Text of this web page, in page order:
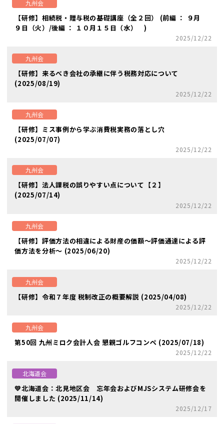
九州会
【研修】相続税・贈与税の基礎講座（全２回） (前編 ： ９月
９日（火）/後編 ： １０月１５日（水） )
2025/12/22
九州会
【研修】来るべき会社の承継に伴う税務対応について
(2025/08/19)
2025/12/22
九州会
【研修】ミス事例から学ぶ消費税実務の落とし穴
(2025/07/07)
2025/12/22
九州会
【研修】法人課税の誤りやすい点について【２】
(2025/07/14)
2025/12/22
九州会
【研修】評価方法の相違による財産の価額～評価通達による評
価方法を分析～ (2025/06/20)
2025/12/22
九州会
【研修】令和７年度 税制改正の概要解説 (2025/04/08)
2025/12/22
九州会
第50回 九州ミロク会計人会 懇親ゴルフコンペ (2025/07/18)
2025/12/22
北海道会
💛北海道会：北見地区会 忘年会およびMJSシステム研修会を
開催しました (2025/11/14)
2025/12/17